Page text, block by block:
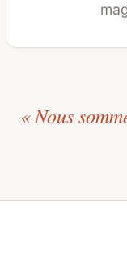
« Nous